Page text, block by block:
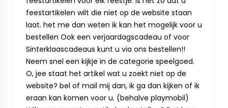
feestartikelen wilt die niet op de website staan
laat. het me dan weten ik kan het mogelijk voor u
bestellen Ook een verjaardagscadeau of voor
Sinterklaascadeaus kunt u via ons bestellen!!
Neem snel een kijkje in de categorie speelgoed.
O, jee staat het artikel wat u zoekt niet op de
website? bel of mail mij dan, ik ga dan kijken of ik
eraan kan komen voor u. (behalve playmobil)